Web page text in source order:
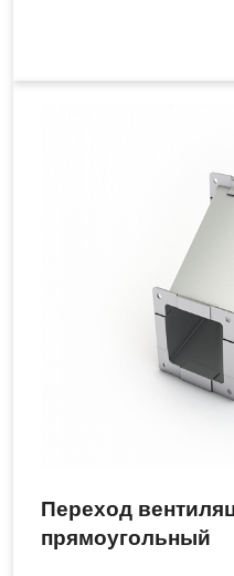
Переход
прямоугольный